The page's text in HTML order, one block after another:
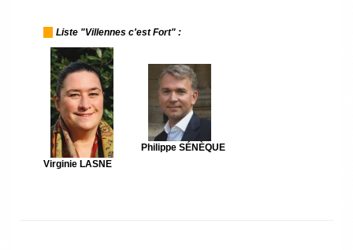
Liste "Villennes c'est Fort" :
Virginie LASNE
Philippe SÉNÈQUE